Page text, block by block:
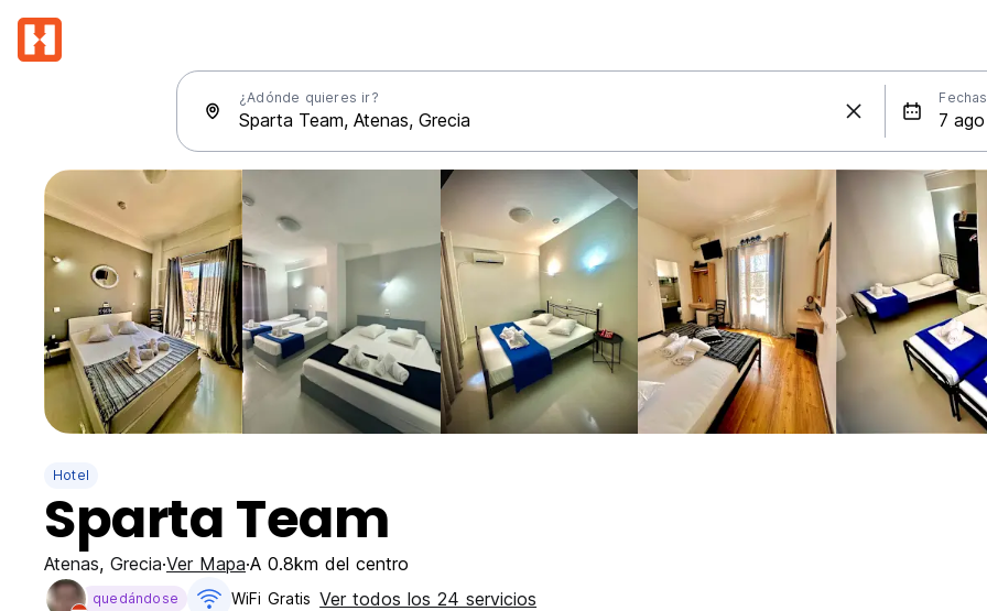
¿Adónde quieres ir? Fechas
Hotel
Sparta Team
Atenas, Grecia Ver Mapa A 0.8km del centro
quedándose WiFi Gratis Ver todos los 24 servicios